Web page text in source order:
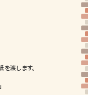
渡します。